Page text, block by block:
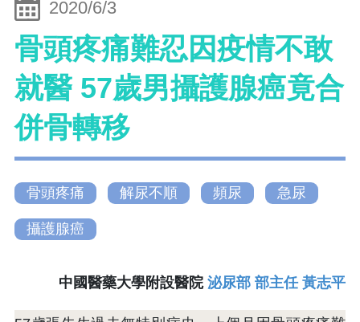
2020/6/3
骨頭疼痛難忍因疫情不敢
就醫 57歲男攝護腺癌竟合
併骨轉移
骨頭疼痛 解尿不順 頻尿 急尿
攝護腺癌
中國醫藥大學附設醫院 泌尿部 部主任 黃志平